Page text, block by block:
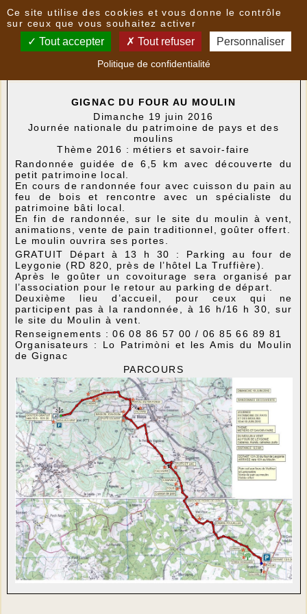
Nouvelles
Randonnée "Du four au moulin" - le
GIGNAC DU FOUR AU MOULIN
Dimanche 19 juin 2016
Journée nationale du patrimoine de pays et des
moulins
Thème 2016 : métiers et savoir-faire
Randonnée guidée de 6,5 km avec découverte du
petit patrimoine local.
En cours de randonnée four avec cuisson du pain au
feu de bois et rencontre avec un spécialiste du
patrimoine bâti local.
En fin de randonnée, sur le site du moulin à vent,
animations, vente de pain traditionnel, goûter offert.
Le moulin ouvrira ses portes.
GRATUIT Départ à 13 h 30 : Parking au four de
Leygonie (RD 820, près de l’hôtel La Truffière).
Après le goûter un covoiturage sera organisé par
l’association pour le retour au parking de départ.
Deuxième lieu d’accueil, pour ceux qui ne
participent pas à la randonnée, à 16 h/16 h 30, sur
le site du Moulin à vent.
Renseignements : 06 08 86 57 00 / 06 85 66 89 81
Organisateurs : Lo Patrimòni et les Amis du Moulin
de Gignac
PARCOURS
Ce site utilise des cookies et vous donne le contrôle
sur ceux que vous souhaitez activer
Tout accepter Tout refuser Personnaliser
Politique de confidentialité